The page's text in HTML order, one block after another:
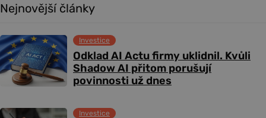
Nejnovější články
Odklad AI Actu firmy uklidnil. Kvůli
Shadow AI přitom porušují
povinnosti už dnes
Investice
Investice